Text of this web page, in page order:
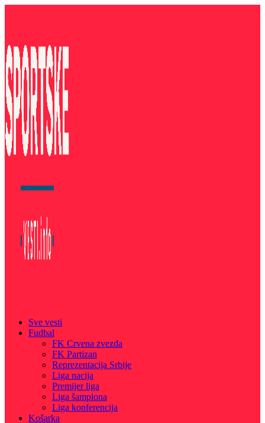
Sve vesti
Fudbal
FK Crvena zvezda
FK Partizan
Reprezentacija Srbije
Liga nacija
Premijer liga
Liga šampiona
Liga konferencija
Košarka